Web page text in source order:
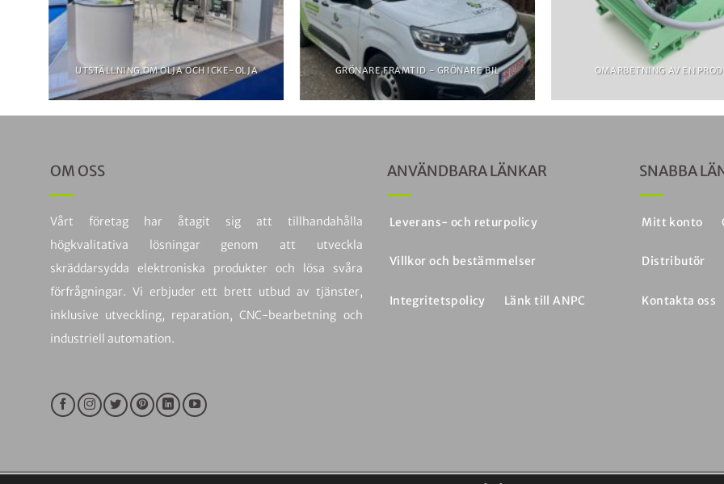
UTSTÄLLNING OM OLJA OCH ICKE-OLJA GRÖNARE FRAMTID - GRÖNARE BIL OMARBETNING AV EN
OM OSS
Vårt företag har åtagit sig att tillhandahålla
högkvalitativa lösningar genom att utveckla
skräddarsydda elektroniska produkter och lösa svåra
förfrågningar. Vi erbjuder ett brett utbud av tjänster,
inklusive utveckling, reparation, CNC-bearbetning och
industriell automation.
ANVÄNDBARA LÄNKAR
Leverans- och returpolicy
Villkor och bestämmelser
Integritetspolicy Länk till ANPC
SNABBA
Mitt konto
Distributör
Kontakta oss